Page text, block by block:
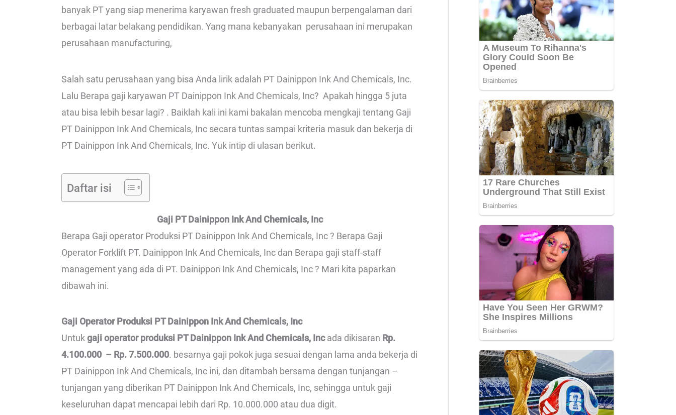
banyak PT yang siap menerima karyawan fresh graduated maupun berpengalaman dari
berbagai latar belakang pendidikan. Yang mana kebanyakan perusahaan ini merupakan
perusahaan manufacturing,
Salah satu perusahaan yang bisa Anda lirik adalah PT Dainippon Ink And Chemicals, Inc.
Lalu Berapa gaji karyawan PT Dainippon Ink And Chemicals, Inc? Apakah hingga 5 juta
atau bisa lebih besar lagi? . Baiklah kali ini kami bakalan mencoba mengkaji tentang Gaji
PT Dainippon Ink And Chemicals, Inc secara tuntas sampai kriteria masuk dan bekerja di
PT Dainippon Ink And Chemicals, Inc. Yuk intip di ulasan berikut.
Daftar isi
Gaji PT Dainippon Ink And Chemicals, Inc
Berapa Gaji operator Produksi PT Dainippon Ink And Chemicals, Inc ? Berapa Gaji
Operator Forklift PT. Dainippon Ink And Chemicals, Inc dan Berapa gaji staff-staff
management yang ada di PT. Dainippon Ink And Chemicals, Inc ? Mari kita paparkan
dibawah ini.
Gaji Operator Produksi PT Dainippon Ink And Chemicals, Inc
Untukgaji operator produksi PT Dainippon Ink And Chemicals, Incada dikisaran Rp.
4.100.000 – Rp. 7.500.000. besarnya gaji pokok juga sesuai dengan lama anda bekerja di
PT Dainippon Ink And Chemicals, Inc ini, dan ditambah bersama dengan tunjangan –
tunjangan yang diberikan PT Dainippon Ink And Chemicals, Inc, sehingga untuk gaji
keseluruhan dapat mencapai lebih dari Rp. 10.000.000 atau dua digit.